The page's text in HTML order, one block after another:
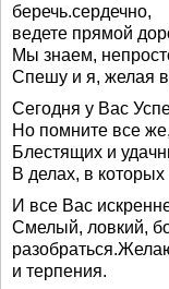
беречь.сердечно,
ведете прямой
Мы знаем,
Спешу и я, желая
Сегодня у Вас
Но помните все
Блестящих и
В делах, в
И все Вас
Смелый, ловкий,
и терпения.